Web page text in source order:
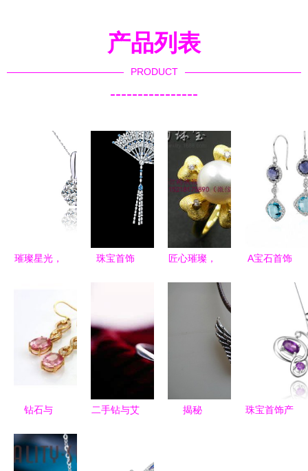
产品列表
PRODUCT
----------------
璀璨星光，
——诺曼诺
兰18K白金
钻石项坠品
鉴
珠宝首饰
匠心璀璨，
A宝石首饰
13360元商
品深度解析
钻石与
亚）碧玺
二手钻与艾
揭秘
珠宝首饰产